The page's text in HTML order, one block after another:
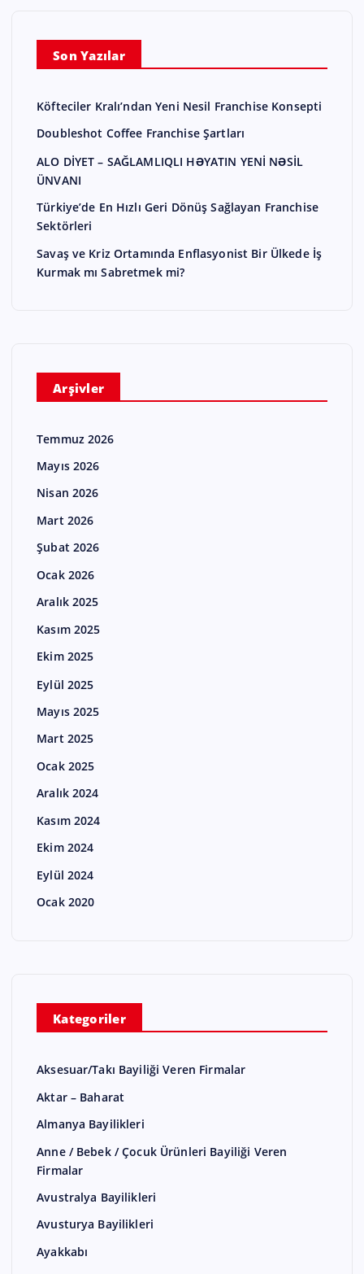
Son Yazılar
Köfteciler Kralı’ndan Yeni Nesil Franchise Konsepti
Doubleshot Coffee Franchise Şartları
ALO DİYET – SAĞLAMLIQLI HƏYATIN YENİ NƏSİL
ÜNVANI
Türkiye’de En Hızlı Geri Dönüş Sağlayan Franchise
Sektörleri
Savaş ve Kriz Ortamında Enflasyonist Bir Ülkede İş
Kurmak mı Sabretmek mi?
Arşivler
Temmuz 2026
Mayıs 2026
Nisan 2026
Mart 2026
Şubat 2026
Ocak 2026
Aralık 2025
Kasım 2025
Ekim 2025
Eylül 2025
Mayıs 2025
Mart 2025
Ocak 2025
Aralık 2024
Kasım 2024
Ekim 2024
Eylül 2024
Ocak 2020
Kategoriler
Aksesuar/Takı Bayiliği Veren Firmalar
Aktar – Baharat
Almanya Bayilikleri
Anne / Bebek / Çocuk Ürünleri Bayiliği Veren
Firmalar
Avustralya Bayilikleri
Avusturya Bayilikleri
Ayakkabı